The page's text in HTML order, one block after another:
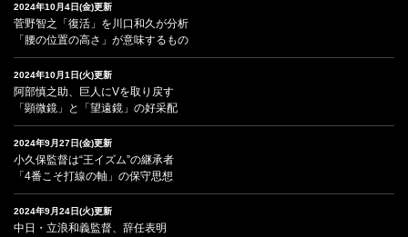
2024年10月4日(金)更新
菅野智之「復活」を川口和久が分析
「腰の位置の高さ」が意味するもの
2024年10月1日(火)更新
阿部慎之助、巨人にVを取り戻す
「顕微鏡」と「望遠鏡」の好采配
2024年9月27日(金)更新
小久保監督は“王イズム”の継承者
「4番こそ打線の軸」の保守思想
2024年9月24日(火)更新
中日・立浪和義監督、辞任表明